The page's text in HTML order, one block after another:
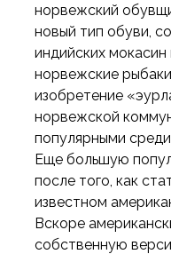
норвежский
новый тип обуви,
индийских
норвежские
изобретение
норвежской
популярными
Еще большую
после того, как
известном
Вскоре
собственную